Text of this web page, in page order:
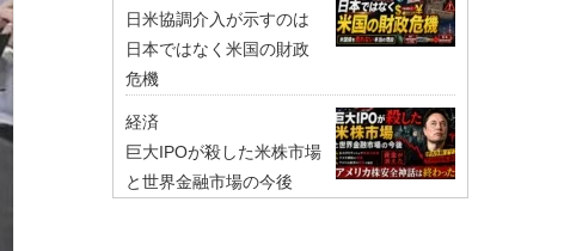
日米協調介入が示すのは
日本ではなく米国の財政
危機
経済
巨大IPOが殺した米株市場
と世界金融市場の今後